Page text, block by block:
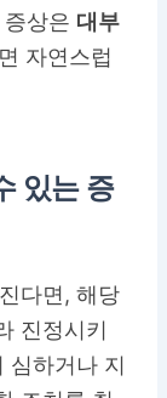
상은 대부
자연스럽
있는 증
다면, 해당
진정시키
심하거나 지